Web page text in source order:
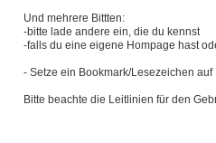
Und mehrere Bittten:
-bitte lade andere ein, die du kennst
-falls du eine eigene Hompage hast
- Setze ein Bookmark/Lesezeichen auf
Bitte beachte die Leitlinien für den